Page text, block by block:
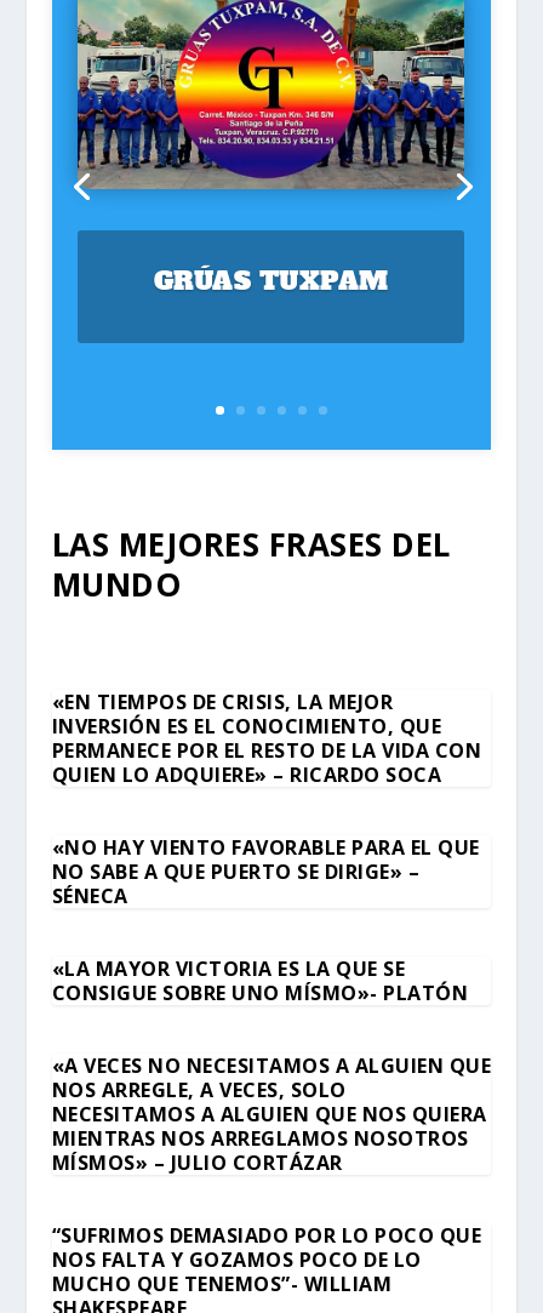
GRÚAS TUXPAM
LAS MEJORES FRASES DEL
MUNDO
«EN TIEMPOS DE CRISIS, LA MEJOR
INVERSIÓN ES EL CONOCIMIENTO, QUE
PERMANECE POR EL RESTO DE LA VIDA CON
QUIEN LO ADQUIERE» – RICARDO SOCA
«NO HAY VIENTO FAVORABLE PARA EL QUE
NO SABE A QUE PUERTO SE DIRIGE» –
SÉNECA
«LA MAYOR VICTORIA ES LA QUE SE
CONSIGUE SOBRE UNO MÍSMO»- PLATÓN
«A VECES NO NECESITAMOS A ALGUIEN QUE
NOS ARREGLE, A VECES, SOLO
NECESITAMOS A ALGUIEN QUE NOS QUIERA
MIENTRAS NOS ARREGLAMOS NOSOTROS
MÍSMOS» – JULIO CORTÁZAR
“SUFRIMOS DEMASIADO POR LO POCO QUE
NOS FALTA Y GOZAMOS POCO DE LO
MUCHO QUE TENEMOS”- WILLIAM